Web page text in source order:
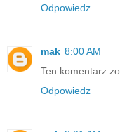
Odpowiedz
mak 8:00 AM
Ten komentarz
Odpowiedz